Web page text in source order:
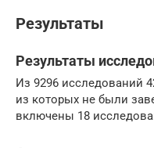
Результаты
Результаты
Из 9296 исследований
из которых не были
включены 18